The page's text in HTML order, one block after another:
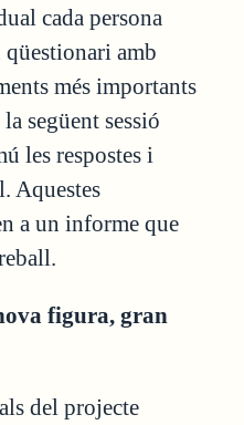
cada persona
amb
més importants
següent sessió
les respostes i
Aquestes
a un informe que
figura, gran
del projecte